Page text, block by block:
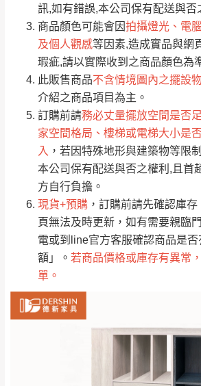
訊,如有錯誤,本公司保有配送與否
商品顏色可能會因拍攝燈光、電
及個人觀感等因素,造成實品與網
瑕疵,請以實際收到之商品顏色為
此販售商品不含情境圖內之擺設
介紹之商品項目為主。
訂購前請務必丈量擺放空間是否
家空間格局、樓梯或電梯大小是
入 ，若因特殊地形與建築物等限
本公司保有配送與否之權利,且首
方自行負擔。
現貨+預購 ，訂購前請先確認庫
頁無法及時更新，如有需要親臨
電或到line官方客服確認商品是
額」。 若商品價格或庫存有異常
單。
運送地區 運送費用
桃園
免 運
費
新竹
台北
「金額」。
若商品價格或庫存有異常，商
單。部分網路商品恕無法更改原設
見諒！
接單後二日內(不含例假日)，
電話聯絡或E-Mail通知確認訂
（線上客
服 LINE →
下單前先詢問是否現貨 ，若
現貨我們客服會再來電或E-
（洽詢方式請搜尋 Line ID →
運送範圍：限定北至基隆，
地區恕無法提供運送 (詳見運
配送範圍：
苗栗至基隆；其它地區暫不
地型限制(山區、鄉、鎮、村)
法搬運上樓等因素，導致無
保護物流人員的工作安全，
依評論低至高排列 只顯示附
只顯示附上評論